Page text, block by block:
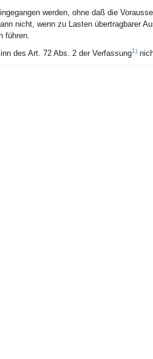
werden, ohne daß die
nicht, wenn zu Lasten übertragbarer
führen.
des Art. 72 Abs. 2 der Verfassung1)